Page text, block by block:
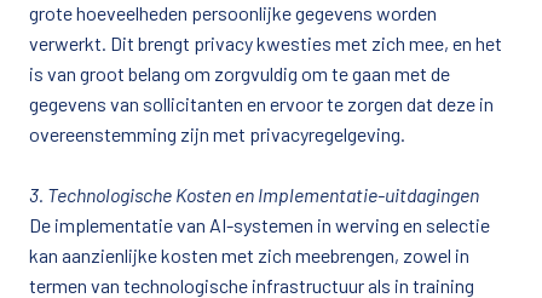
grote hoeveelheden persoonlijke gegevens worden
verwerkt. Dit brengt privacy kwesties met zich mee, en het
is van groot belang om zorgvuldig om te gaan met de
gegevens van sollicitanten en ervoor te zorgen dat deze in
overeenstemming zijn met privacyregelgeving.
3. Technologische Kosten en Implementatie-uitdagingen
De implementatie van AI-systemen in werving en selectie
kan aanzienlijke kosten met zich meebrengen, zowel in
termen van technologische infrastructuur als in training